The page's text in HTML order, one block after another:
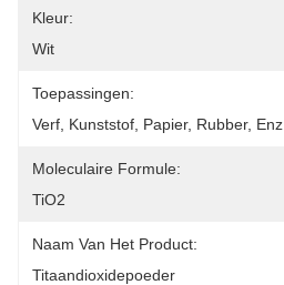
Kleur:
Wit
Toepassingen:
Verf, Kunststof, Papier, Rubber, Enz.
Moleculaire Formule:
TiO2
Naam Van Het Product:
Titaandioxidepoeder